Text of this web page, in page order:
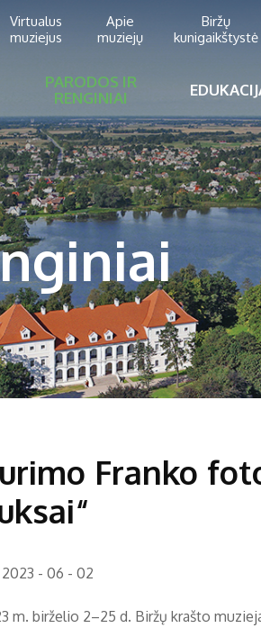
Virtualus
muziejus
Apie
muziejų
Biržų
kunigaikštystė
PARODOS IR
RENGINIAI
Franko
2023 - 06 - 02
m. birželio 2–25 d. Biržų krašto